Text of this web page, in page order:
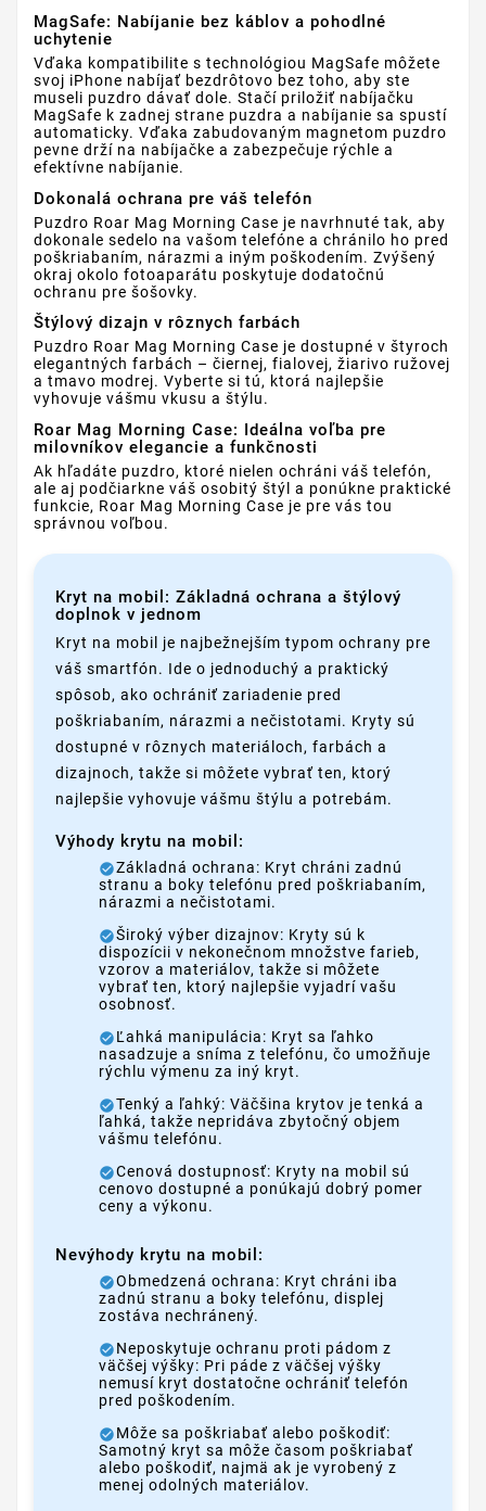
MagSafe: Nabíjanie bez káblov a pohodlné
uchytenie
Vďaka kompatibilite s technológiou MagSafe môžete
svoj iPhone nabíjať bezdrôtovo bez toho, aby ste
museli puzdro dávať dole. Stačí priložiť nabíjačku
MagSafe k zadnej strane puzdra a nabíjanie sa spustí
automaticky. Vďaka zabudovaným magnetom puzdro
pevne drží na nabíjačke a zabezpečuje rýchle a
efektívne nabíjanie.
Dokonalá ochrana pre váš telefón
Puzdro Roar Mag Morning Case je navrhnuté tak, aby
dokonale sedelo na vašom telefóne a chránilo ho pred
poškriabaním, nárazmi a iným poškodením. Zvýšený
okraj okolo fotoaparátu poskytuje dodatočnú
ochranu pre šošovky.
Štýlový dizajn v rôznych farbách
Puzdro Roar Mag Morning Case je dostupné v štyroch
elegantných farbách – čiernej, fialovej, žiarivo ružovej
a tmavo modrej. Vyberte si tú, ktorá najlepšie
vyhovuje vášmu vkusu a štýlu.
Roar Mag Morning Case: Ideálna voľba pre
milovníkov elegancie a funkčnosti
Ak hľadáte puzdro, ktoré nielen ochráni váš telefón,
ale aj podčiarkne váš osobitý štýl a ponúkne praktické
funkcie, Roar Mag Morning Case je pre vás tou
správnou voľbou.
Kryt na mobil: Základná ochrana a štýlový
doplnok v jednom
Kryt na mobil je najbežnejším typom ochrany pre
váš smartfón. Ide o jednoduchý a praktický
spôsob, ako ochrániť zariadenie pred
poškriabaním, nárazmi a nečistotami. Kryty sú
dostupné v rôznych materiáloch, farbách a
dizajnoch, takže si môžete vybrať ten, ktorý
najlepšie vyhovuje vášmu štýlu a potrebám.
Výhody krytu na mobil:
Základná ochrana: Kryt chráni zadnú
stranu a boky telefónu pred poškriabaním,
nárazmi a nečistotami.
Široký výber dizajnov: Kryty sú k
dispozícii v nekonečnom množstve farieb,
vzorov a materiálov, takže si môžete
vybrať ten, ktorý najlepšie vyjadrí vašu
osobnosť.
Ľahká manipulácia: Kryt sa ľahko
nasadzuje a sníma z telefónu, čo umožňuje
rýchlu výmenu za iný kryt.
Tenký a ľahký: Väčšina krytov je tenká a
ľahká, takže nepridáva zbytočný objem
vášmu telefónu.
Cenová dostupnosť: Kryty na mobil sú
cenovo dostupné a ponúkajú dobrý pomer
ceny a výkonu.
Nevýhody krytu na mobil:
Obmedzená ochrana: Kryt chráni iba
zadnú stranu a boky telefónu, displej
zostáva nechránený.
Neposkytuje ochranu proti pádom z
väčšej výšky: Pri páde z väčšej výšky
nemusí kryt dostatočne ochrániť telefón
pred poškodením.
Môže sa poškriabať alebo poškodiť:
Samotný kryt sa môže časom poškriabať
alebo poškodiť, najmä ak je vyrobený z
menej odolných materiálov.